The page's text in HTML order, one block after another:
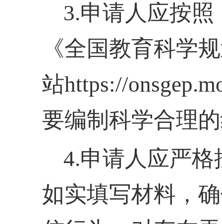
3.申请人应按
《全国教育科学
站https://
要编制科学合理
4.申请人应严
如实填写材料，